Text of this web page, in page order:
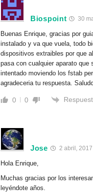
Biospoint 30
Buenas Enrique, gracias por
instalado y va que vuela, todo
dispositivos extraibles por que
pasa con cualquier aparato
intentado moviendo los fstab
agradeceria tu respuesta.
0 0
Jose 2 abril,
Hola Enrique,
Muchas gracias por los
leyéndote años.